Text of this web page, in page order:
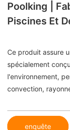
Poolking |
Piscines Et
Ce produit assure
spécialement
l'environnement,
convection,
enquête